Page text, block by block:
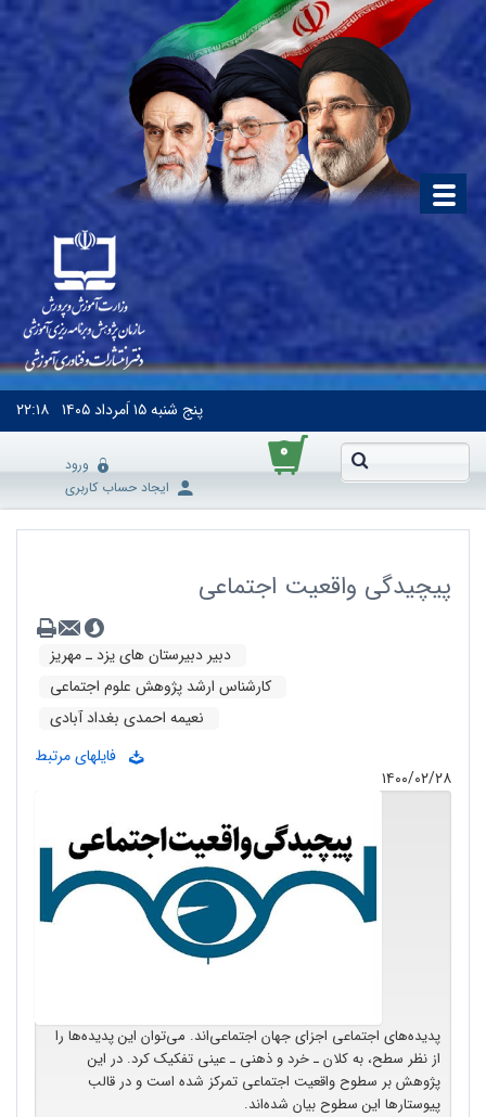
پنج شنبه۱۵ اَمرداد ۱۴۰۵ ۲۲:۱۸
۰
ورود
ایجاد حساب کاربری
پیچیدگی واقعیت اجتماعی
دبیر دبیرستان های یزد ـ مهریز
کارشناس ارشد پژوهش علوم اجتماعی
نعیمه احمدی بغداد آبادی
فایلهای مرتبط
۱۴۰۰/۰۲/۲۸
پدیده‌های اجتماعی اجزای جهان اجتماعی‌اند. می‌توان این پدیده‌ها را
از نظر سطح، به کلان ـ خرد و ذهنی ـ عینی تفکیک کرد. در این
پژوهش بر سطوح واقعیت اجتماعی تمرکز شده است و در قالب
پیوستارها این سطوح بیان شده‌اند.